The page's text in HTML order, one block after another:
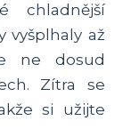
chladnější
vyšplhaly až
ne dosud
Zítra se
si užijte